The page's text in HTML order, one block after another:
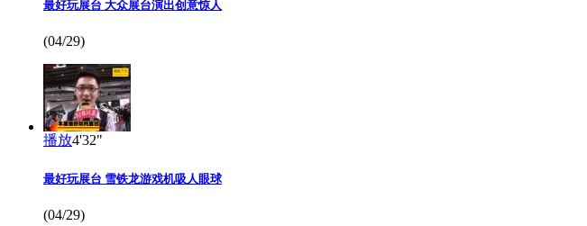
最好玩展台 大众展台演出创意惊人
(04/29)
播放4'32"
最好玩展台 雪铁龙游戏机吸人眼球
(04/29)